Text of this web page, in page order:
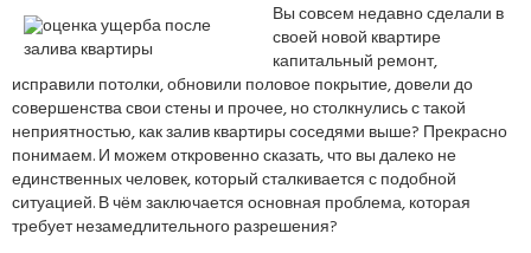
Вы совсем недавно сделали в
своей новой квартире
капитальный ремонт,
исправили потолки, обновили половое покрытие, довели до
совершенства свои стены и прочее, но столкнулись с такой
неприятностью, как залив квартиры соседями выше? Прекрасно
понимаем. И можем откровенно сказать, что вы далеко не
единственных человек, который сталкивается с подобной
ситуацией. В чём заключается основная проблема, которая
требует незамедлительного разрешения?